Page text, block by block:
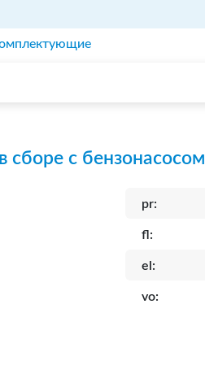
сборе с бензонасосом
pr:
fl:
el:
vo: